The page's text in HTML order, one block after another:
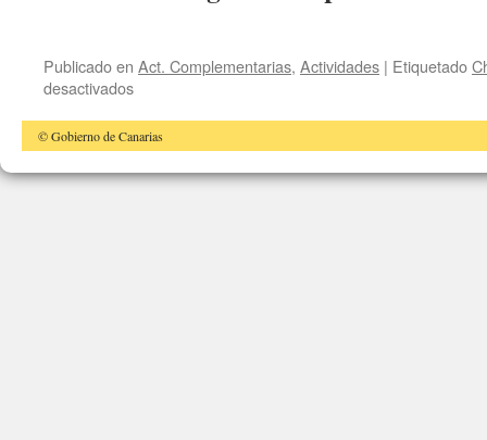
Publicado en Act. Complementarias, Actividades | Etiquetado
desactivadosen
seguridad
digital
con
© Gobierno de Canarias